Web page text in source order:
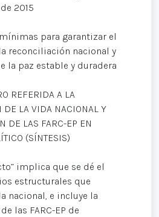
2015
para garantizar el
reconciliación nacional y
la paz estable y duradera
REFERIDA A LA
DE LA VIDA NACIONAL Y
DE LAS FARC-EP EN
(SÍNTESIS)
implica que se dé el
estructurales que
nacional, e incluye la
las FARC-EP de